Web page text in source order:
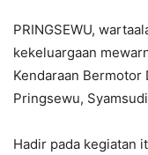
PRINGSEWU,
kekeluargaan
Kendaraan Bermotor
Pringsewu,
Hadir pada kegiatan